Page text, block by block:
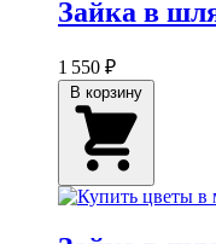
Зайка в
1 550 ₽